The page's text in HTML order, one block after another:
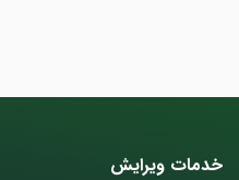
خدمات ویرایش